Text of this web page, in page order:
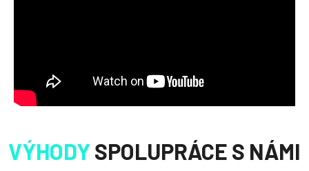
VÝHODYSPOLUPRÁCE S NÁMI